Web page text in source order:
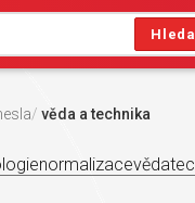
věda a technika
normalizacevěda